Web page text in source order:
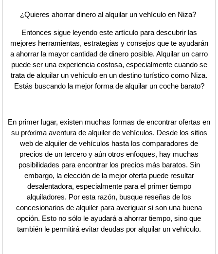
¿Quieres ahorrar dinero al alquilar un vehículo en Niza?
Entonces sigue leyendo este artículo para descubrir las
mejores herramientas, estrategias y consejos que te ayudarán
a ahorrar la mayor cantidad de dinero posible. Alquilar un carro
puede ser una experiencia costosa, especialmente cuando se
trata de alquilar un vehículo en un destino turístico como Niza.
Estás buscando la mejor forma de alquilar un coche barato?
En primer lugar, existen muchas formas de encontrar ofertas en
su próxima aventura de alquiler de vehículos. Desde los sitios
web de alquiler de vehículos hasta los comparadores de
precios de un tercero y aún otros enfoques, hay muchas
posibilidades para encontrar los precios más baratos. Sin
embargo, la elección de la mejor oferta puede resultar
desalentadora, especialmente para el primer tiempo
alquiladores. Por esta razón, busque reseñas de los
concesionarios de alquiler para averiguar si son una buena
opción. Esto no sólo le ayudará a ahorrar tiempo, sino que
también le permitirá evitar deudas por alquilar un vehículo.